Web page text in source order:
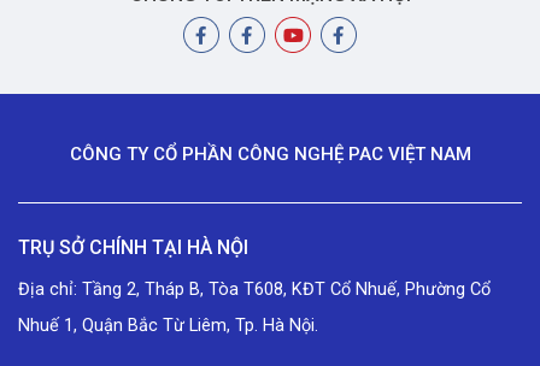
CÔNG TY CỔ PHẦN CÔNG NGHỆ PAC VIỆT NAM
TRỤ SỞ CHÍNH TẠI HÀ NỘI
Địa chỉ: Tầng 2, Tháp B, Tòa T608, KĐT Cổ Nhuế, Phường Cổ
Nhuế 1, Quận Bắc Từ Liêm, Tp. Hà Nội.